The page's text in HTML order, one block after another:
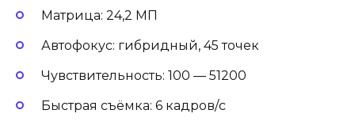
Матрица: 24,2 МП
Автофокус: гибридный, 45 точек
Чувствительность: 100 — 51200
Быстрая съёмка: 6 кадров/с